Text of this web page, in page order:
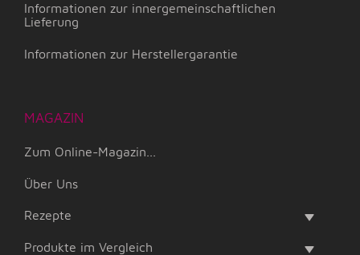
Informationen zur innergemeinschaftlichen
Lieferung
Informationen zur Herstellergarantie
MAGAZIN
Zum Online-Magazin...
Über Uns
Rezepte
Produkte im Vergleich